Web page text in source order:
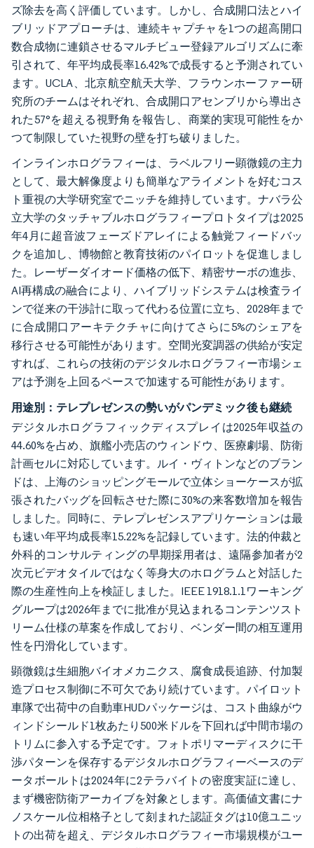
ズ除去を高く評価しています。しかし、合成開口法とハイ
ブリッドアプローチは、連続キャプチャを1つの超高開口
数合成物に連鎖させるマルチビュー登録アルゴリズムに牽
引されて、年平均成長率16.42%で成長すると予測されてい
ます。UCLA、北京航空航天大学、フラウンホーファー研
究所のチームはそれぞれ、合成開口アセンブリから導出さ
れた57°を超える視野角を報告し、商業的実現可能性をか
つて制限していた視野の壁を打ち破りました。
インラインホログラフィーは、ラベルフリー顕微鏡の主力
として、最大解像度よりも簡単なアライメントを好むコス
ト重視の大学研究室でニッチを維持しています。ナバラ公
立大学のタッチャブルホログラフィープロトタイプは2025
年4月に超音波フェーズドアレイによる触覚フィードバッ
クを追加し、博物館と教育技術のパイロットを促進しまし
た。レーザーダイオード価格の低下、精密サーボの進歩、
AI再構成の融合により、ハイブリッドシステムは検査ライ
ンで従来の干渉計に取って代わる位置に立ち、2028年まで
に合成開口アーキテクチャに向けてさらに5%のシェアを
移行させる可能性があります。空間光変調器の供給が安定
すれば、これらの技術のデジタルホログラフィー市場シェ
アは予測を上回るペースで加速する可能性があります。
用途別：テレプレゼンスの勢いがパンデミック後も継続
デジタルホログラフィックディスプレイは2025年収益の
44.60%を占め、旗艦小売店のウィンドウ、医療劇場、防衛
計画セルに対応しています。ルイ・ヴィトンなどのブラン
ドは、上海のショッピングモールで立体ショーケースが拡
張されたバッグを回転させた際に30%の来客数増加を報告
しました。同時に、テレプレゼンスアプリケーションは最
も速い年平均成長率15.22%を記録しています。法的仲裁と
外科的コンサルティングの早期採用者は、遠隔参加者が2
次元ビデオタイルではなく等身大のホログラムと対話した
際の生産性向上を検証しました。IEEE 1918.1.1ワーキング
グループは2026年までに批准が見込まれるコンテンツスト
リーム仕様の草案を作成しており、ベンダー間の相互運用
性を円滑化しています。
顕微鏡は生細胞バイオメカニクス、腐食成長追跡、付加製
造プロセス制御に不可欠であり続けています。パイロット
車隊で出荷中の自動車HUDパッケージは、コスト曲線がウ
ィンドシールド1枚あたり500米ドルを下回れば中間市場の
トリムに参入する予定です。フォトポリマーディスクに干
渉パターンを保存するデジタルホログラフィーベースのデ
ータボールトは2024年に2テラバイトの密度実証に達し、
まず機密防衛アーカイブを対象とします。高価値文書にナ
ノスケール位相格子として刻まれた認証タグは10億ユニッ
トの出荷を超え、デジタルホログラフィー市場規模がユー